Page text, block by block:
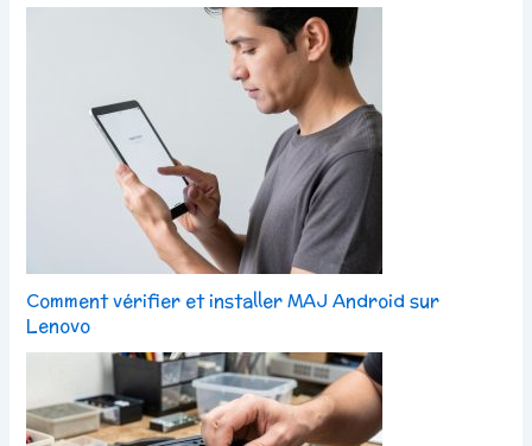
Comment vérifier et installer MAJ Android sur
Lenovo